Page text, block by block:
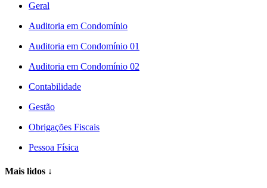
Geral
Auditoria em Condomínio
Auditoria em Condomínio 01
Auditoria em Condomínio 02
Contabilidade
Gestão
Obrigações Fiscais
Pessoa Física
Mais lidos ↓